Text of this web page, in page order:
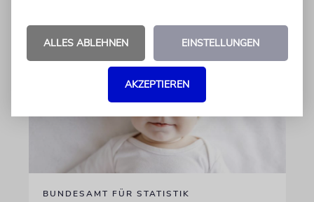
BUNDESAMT FÜR STATISTIK
ALLES ABLEHNEN EINSTELLUNGEN
AKZEPTIEREN